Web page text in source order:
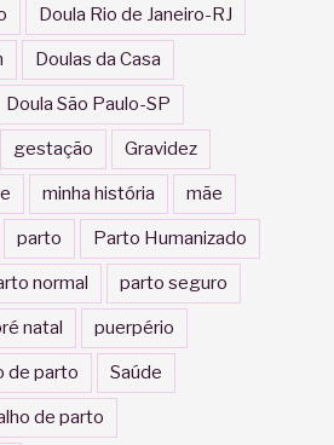
Doula Rio de Janeiro-RJ
Doulas da Casa
Doula São Paulo-SP
gestação Gravidez
minha história mãe
parto Parto Humanizado
normal parto seguro
natal puerpério
de parto Saúde
de parto